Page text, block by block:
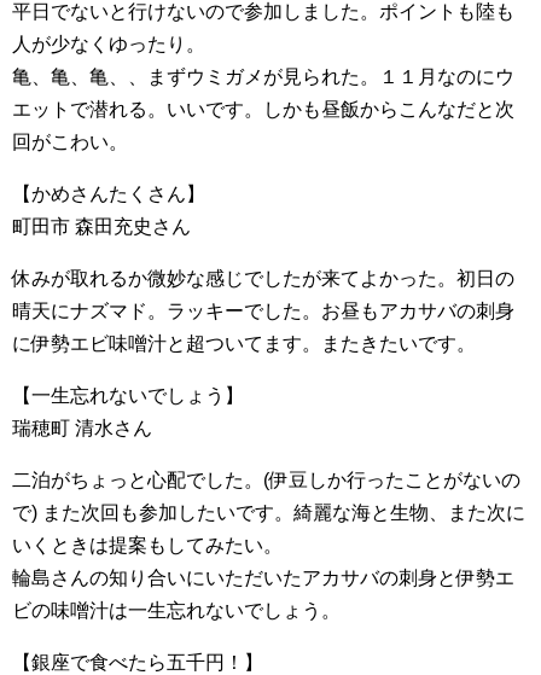
平日でないと行けないので参加しました。ポイントも陸も
人が少なくゆったり。
亀、亀、亀、、まずウミガメが見られた。１１月なのにウ
エットで潜れる。いいです。しかも昼飯からこんなだと次
回がこわい。
【かめさんたくさん】
町田市 森田充史さん
休みが取れるか微妙な感じでしたが来てよかった。初日の
晴天にナズマド。ラッキーでした。お昼もアカサバの刺身
に伊勢エビ味噌汁と超ついてます。またきたいです。
【一生忘れないでしょう】
瑞穂町 清水さん
二泊がちょっと心配でした。(伊豆しか行ったことがないの
で) また次回も参加したいです。綺麗な海と生物、また次に
いくときは提案もしてみたい。
輪島さんの知り合いにいただいたアカサバの刺身と伊勢エ
ビの味噌汁は一生忘れないでしょう。
【銀座で食べたら五千円！】